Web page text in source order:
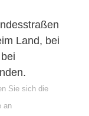
Land, bei
Sie sich die
an